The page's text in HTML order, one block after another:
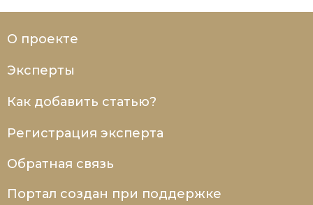
О проекте
Эксперты
Как добавить статью?
Регистрация эксперта
Обратная связь
Портал создан при поддержке